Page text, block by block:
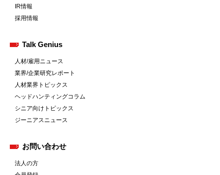
IR情報
採用情報
Talk Genius
人材/雇用ニュース
業界/企業研究レポート
人材業界トピックス
ヘッドハンティングコラム
シニア向けトピックス
ジーニアスニュース
お問い合わせ
法人の方